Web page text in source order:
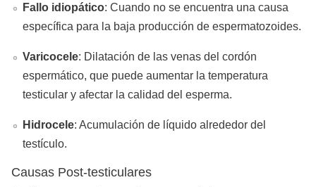
Fallo idiopático: Cuando no se encuentra una causa
específica para la baja producción de espermatozoides.
Varicocele: Dilatación de las venas del cordón
espermático, que puede aumentar la temperatura
testicular y afectar la calidad del esperma.
Hidrocele: Acumulación de líquido alrededor del
testículo.
Causas Post-testiculares